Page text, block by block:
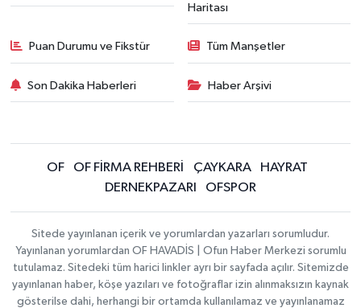
Haritası
Puan Durumu ve Fikstür Tüm Manşetler
Son Dakika Haberleri Haber Arşivi
OF OF FİRMA REHBERİ ÇAYKARA
HAYRAT
DERNEKPAZARI
OFSPOR
Sitede yayınlanan içerik ve yorumlardan yazarları sorumludur.
Yayınlanan yorumlardan OF HAVADİS | Ofun Haber Merkezi sorumlu
tutulamaz. Sitedeki tüm harici linkler ayrı bir sayfada açılır. Sitemizde
yayınlanan haber, köşe yazıları ve fotoğraflar izin alınmaksızın kaynak
gösterilse dahi, herhangi bir ortamda kullanılamaz ve yayınlanamaz